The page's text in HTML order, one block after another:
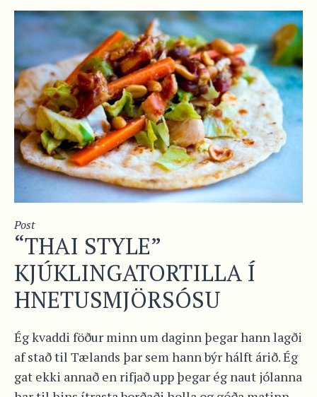
Post
“THAI STYLE”
KJÚKLINGATORTILLA Í
HNETUSMJÖRSÓSU
Ég kvaddi föður minn um daginn þegar hann lagði
af stað til Tælands þar sem hann býr hálft árið. Ég
gat ekki annað en rifjað upp þegar ég naut jólanna